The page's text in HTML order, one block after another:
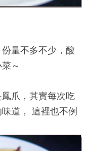
量不多不少，酸
～
爪，其實每次吃
道， 這裡也不例